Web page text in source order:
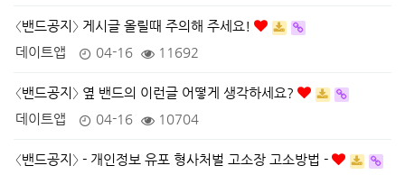
〈밴드공지〉 게시글 올릴때 주의해 주세요!
데이트앱
04-16 11692
〈밴드공지〉 옆 밴드의 이런글 어떻게 생각하세요?
데이트앱
04-16 10704
〈밴드공지〉 - 개인정보 유포 형사처벌 고소장 고소방법 -